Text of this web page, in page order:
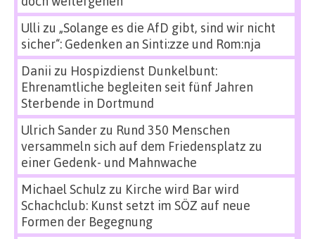
Ulli zu „Solange es die AfD gibt, sind wir nicht
sicher“: Gedenken an Sinti:zze und Rom:nja
Danii zu Hospizdienst Dunkelbunt:
Ehrenamtliche begleiten seit fünf Jahren
Sterbende in Dortmund
Ulrich Sanderzu Rund 350 Menschen
versammeln sich auf dem Friedensplatz zu
einer Gedenk- und Mahnwache
Michael Schulz zu Kirche wird Bar wird
Schachclub: Kunst setzt im SÖZ auf neue
Formen der Begegnung